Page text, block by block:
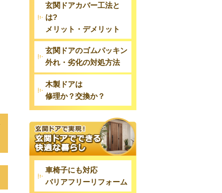
玄関ドアカバー工法と
は?
メリット・デメリット
玄関ドアのゴムパッキン
外れ・劣化の対処方法
木製ドアは
修理か？交換か？
車椅子にも対応
バリアフリーリフォーム